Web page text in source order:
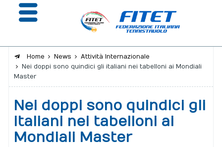
Giustizia
Safeguarding
Home News
Attività Internazionale
Nei doppi sono quindici gli italiani nei tabelloni ai Mondiali
Master
Nei doppi sono quindici gli
italiani nei tabelloni ai
Mondiali Master